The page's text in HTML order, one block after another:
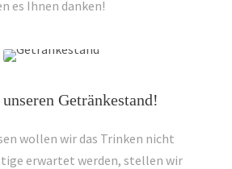
es Ihnen danken!
Getränkestand!
wollen wir das Trinken nicht
erwartet werden, stellen wir